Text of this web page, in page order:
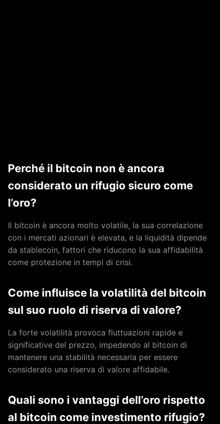
Perché il bitcoin non è ancora
considerato un rifugio sicuro come
l’oro?
Il bitcoin è ancora molto volatile, la sua correlazione
con i mercati azionari è elevata, e la liquidità dipende
da stablecoin, fattori che riducono la sua affidabilità
come protezione in tempi di crisi.
Come influisce la volatilità del bitcoin
sul suo ruolo di riserva di valore?
La forte volatilità provoca fluttuazioni rapide e
significative del prezzo, impedendo al bitcoin di
mantenere una stabilità necessaria per essere
considerato una riserva di valore affidabile.
Quali sono i vantaggi dell’oro rispetto
al bitcoin come investimento rifugio?